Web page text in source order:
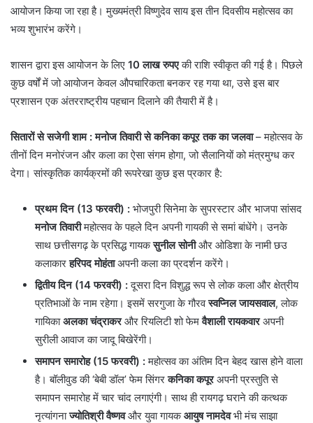
आयोजन किया जा रहा है। मुख्यमंत्री विष्णुदेव साय इस तीन दिवसीय महोत्सव का
भव्य शुभारंभ करेंगे।
​शासन द्वारा इस आयोजन के लिए 10 लाख रुपएकी राशि स्वीकृत की गई है। पिछले
कुछ वर्षों में जो आयोजन केवल औपचारिकता बनकर रह गया था, उसे इस बार
प्रशासन एक अंतरराष्ट्रीय पहचान दिलाने की तैयारी में है।
सितारों से सजेगी शाम : मनोज तिवारी से कनिका कपूर तक का जलवा– महोत्सव के
तीनों दिन मनोरंजन और कला का ऐसा संगम होगा, जो सैलानियों को मंत्रमुग्ध कर
देगा। सांस्कृतिक कार्यक्रमों की रूपरेखा कुछ इस प्रकार है:
प्रथम दिन (13 फरवरी) : भोजपुरी सिनेमा के सुपरस्टार और भाजपा सांसद
मनोज तिवारीमहोत्सव के पहले दिन अपनी गायकी से समां बांधेंगे। उनके
साथ छत्तीसगढ़ के प्रसिद्ध गायकसुनील सोनीऔर ओडिशा के नामी छउ
कलाकारहरिपद मोहंताअपनी कला का प्रदर्शन करेंगे।
द्वितीय दिन (14 फरवरी) :दूसरा दिन विशुद्ध रूप से लोक कला और क्षेत्रीय
प्रतिभाओं के नाम रहेगा। इसमें सरगुजा के गौरवस्वप्निल जायसवाल, लोक
गायिकाअलका चंद्राकरऔर रियलिटी शो फेमवैशाली रायकवारअपनी
सुरीली आवाज का जादू बिखेरेंगी।
समापन समारोह (15 फरवरी) :महोत्सव का अंतिम दिन बेहद खास होने वाला
है। बॉलीवुड की ‘बेबी डॉल’ फेम सिंगरकनिका कपूरअपनी प्रस्तुति से
समापन समारोह में चार चांद लगाएंगी। साथ ही रायगढ़ घराने की कत्थक
नृत्यांगनाज्योतिश्री वैष्णवऔर युवा गायकआयुष नामदेवभी मंच साझा